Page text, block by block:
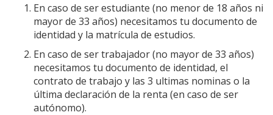
En caso de ser estudiante (no menor de 18 años ni
mayor de 33 años) necesitamos tu documento de
identidad y la matrícula de estudios.
En caso de ser trabajador (no mayor de 33 años)
necesitamos tu documento de identidad, el
contrato de trabajo y las 3 ultimas nominas o la
última declaración de la renta (en caso de ser
autónomo).